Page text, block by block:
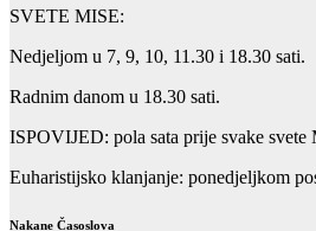
SVETE MISE:
Nedjeljom u 7, 9, 10, 11.30 i 18.30 sati.
Radnim danom u 18.30 sati.
ISPOVIJED: pola sata prije svake svete
Euharistijsko klanjanje: ponedjeljkom
Nakane Časoslova